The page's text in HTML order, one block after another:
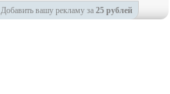
Добавить вашу рекламу за 25 рублей